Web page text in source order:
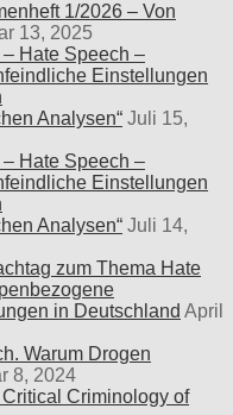
1/2026 – Von
13, 2025
Hate Speech –
Einstellungen
Analysen“ Juli 15,
Hate Speech –
Einstellungen
Analysen“ Juli 14,
zum Thema Hate
in Deutschland April
Warum Drogen
8, 2024
Criminology of